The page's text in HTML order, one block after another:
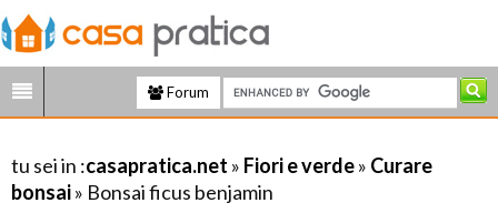
Forum
tu sei in :casapratica.net » Fiori e verde» Curare
bonsai» Bonsai ficus benjamin